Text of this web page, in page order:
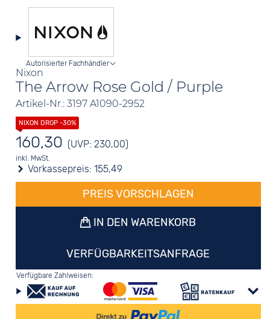
Nixon
The Arrow Rose Gold / Purple
Artikel-Nr.: 3197 A1090-2952
Autorisierter Fachhändler
160,30 (UVP: 230,00)
inkl. MwSt.
Vorkassepreis:155,49
PREIS VORSCHLAGEN
IN DEN WARENKORB
VERFÜGBARKEITSANFRAGE
Verfügbare Zahlweisen: